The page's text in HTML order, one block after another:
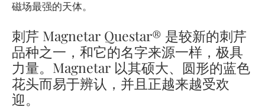
磁场最强的天体。
刺芹 Magnetar Questar® 是较新的刺芹
品种之一，和它的名字来源一样，极具
力量。Magnetar 以其硕大、圆形的蓝色
花头而易于辨认，并且正越来越受欢
迎。